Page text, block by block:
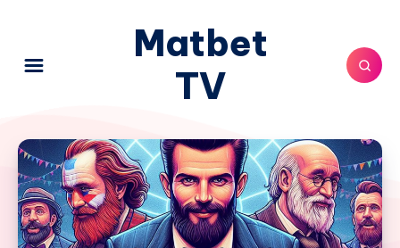
Matbet
TV